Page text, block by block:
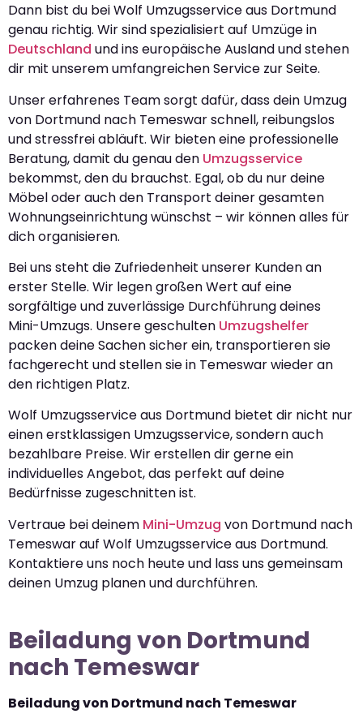
Dann bist du bei Wolf Umzugsservice aus Dortmund
genau richtig. Wir sind spezialisiert auf Umzüge in
Deutschland und ins europäische Ausland und stehen
dir mit unserem umfangreichen Service zur Seite.
Unser erfahrenes Team sorgt dafür, dass dein Umzug
von Dortmund nach Temeswar schnell, reibungslos
und stressfrei abläuft. Wir bieten eine professionelle
Beratung, damit du genau den Umzugsservice
bekommst, den du brauchst. Egal, ob du nur deine
Möbel oder auch den Transport deiner gesamten
Wohnungseinrichtung wünschst – wir können alles für
dich organisieren.
Bei uns steht die Zufriedenheit unserer Kunden an
erster Stelle. Wir legen großen Wert auf eine
sorgfältige und zuverlässige Durchführung deines
Mini-Umzugs. Unsere geschulten Umzugshelfer
packen deine Sachen sicher ein, transportieren sie
fachgerecht und stellen sie in Temeswar wieder an
den richtigen Platz.
Wolf Umzugsservice aus Dortmund bietet dir nicht nur
einen erstklassigen Umzugsservice, sondern auch
bezahlbare Preise. Wir erstellen dir gerne ein
individuelles Angebot, das perfekt auf deine
Bedürfnisse zugeschnitten ist.
Vertraue bei deinem Mini-Umzug von Dortmund nach
Temeswar auf Wolf Umzugsservice aus Dortmund.
Kontaktiere uns noch heute und lass uns gemeinsam
deinen Umzug planen und durchführen.
Beiladung von Dortmund
nach Temeswar
Beiladung von Dortmund nach Temeswar